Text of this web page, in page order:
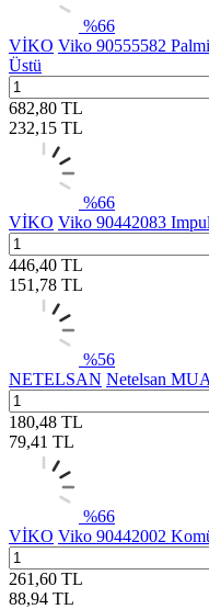
%66
VİKO Viko 90555582
Üstü
682,80 TL
232,15 TL
%66
VİKO Viko 90442083
446,40 TL
151,78 TL
%56
NETELSAN Netelsan
180,48 TL
79,41 TL
%66
VİKO Viko 90442002
261,60 TL
88,94 TL